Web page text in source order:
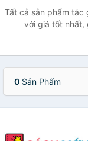
Tất cả sản phẩm tác
với giá tốt nhất,
0 Sản Phẩm